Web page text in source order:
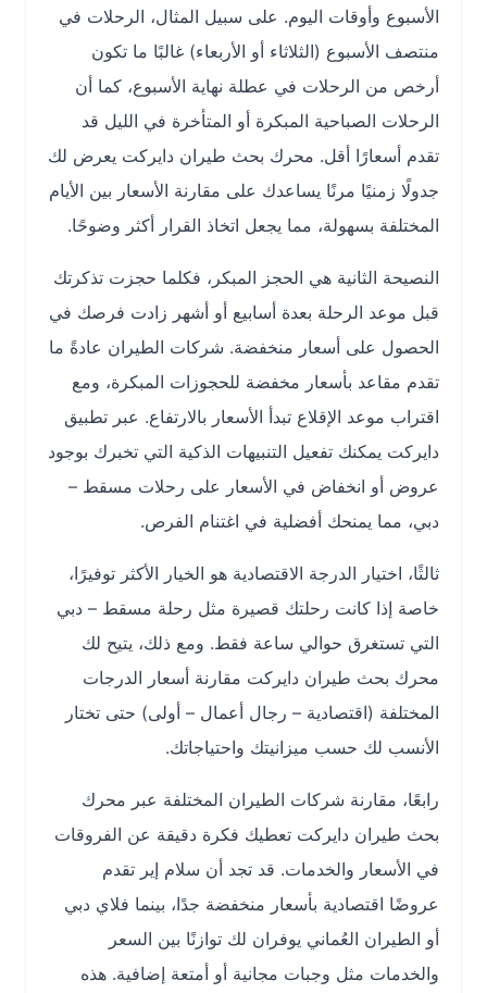
الأسبوع وأوقات اليوم. على سبيل المثال، الرحلات في
منتصف الأسبوع (الثلاثاء أو الأربعاء) غالبًا ما تكون
أرخص من الرحلات في عطلة نهاية الأسبوع، كما أن
الرحلات الصباحية المبكرة أو المتأخرة في الليل قد
تقدم أسعارًا أقل. محرك بحث طيران دايركت يعرض لك
جدولًا زمنيًا مرنًا يساعدك على مقارنة الأسعار بين الأيام
المختلفة بسهولة، مما يجعل اتخاذ القرار أكثر وضوحًا.
النصيحة الثانية هي الحجز المبكر، فكلما حجزت تذكرتك
قبل موعد الرحلة بعدة أسابيع أو أشهر زادت فرصك في
الحصول على أسعار منخفضة. شركات الطيران عادةً ما
تقدم مقاعد بأسعار مخفضة للحجوزات المبكرة، ومع
اقتراب موعد الإقلاع تبدأ الأسعار بالارتفاع. عبر تطبيق
دايركت يمكنك تفعيل التنبيهات الذكية التي تخبرك بوجود
عروض أو انخفاض في الأسعار على رحلات مسقط –
دبي، مما يمنحك أفضلية في اغتنام الفرص.
ثالثًا، اختيار الدرجة الاقتصادية هو الخيار الأكثر توفيرًا،
خاصة إذا كانت رحلتك قصيرة مثل رحلة مسقط – دبي
التي تستغرق حوالي ساعة فقط. ومع ذلك، يتيح لك
محرك بحث طيران دايركت مقارنة أسعار الدرجات
المختلفة (اقتصادية – رجال أعمال – أولى) حتى تختار
الأنسب لك حسب ميزانيتك واحتياجاتك.
رابعًا، مقارنة شركات الطيران المختلفة عبر محرك
بحث طيران دايركت تعطيك فكرة دقيقة عن الفروقات
في الأسعار والخدمات. قد تجد أن سلام إير تقدم
عروضًا اقتصادية بأسعار منخفضة جدًا، بينما فلاي دبي
أو الطيران العُماني يوفران لك توازنًا بين السعر
والخدمات مثل وجبات مجانية أو أمتعة إضافية. هذه